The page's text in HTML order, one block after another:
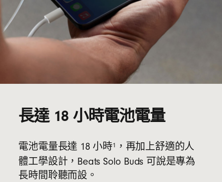
長達 18 小時電池電量
電池電量長達 18 小時1
，再加上舒適的人
體工學設計，Beats Solo Buds 可說是專為
長時間聆聽而設。